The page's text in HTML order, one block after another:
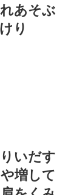
あそぶ
り
いだす
増して